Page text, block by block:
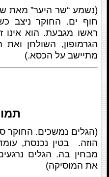
(נשמע “שר היער” מאת
חוף ים. החוקר ניצב
ראשו מגבעת. הוא אינו
הגרמופון, השולחן
מתיישב על הכסא.)
(הגלים נמשכים. החוקר
הוזה. בטין נכנסת,
מבחין בה. הגלים
את המוסיקה)